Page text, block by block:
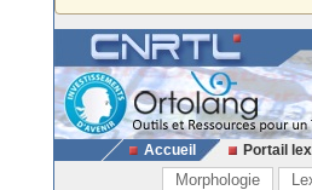
Accueil Portail
Morphologie